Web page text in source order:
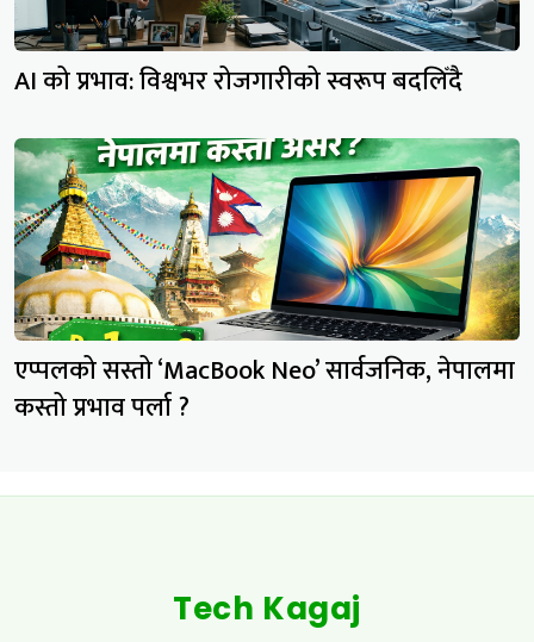
AI को प्रभाव: विश्वभर रोजगारीको स्वरूप बदलिँदै
एप्पलको सस्तो ‘MacBook Neo’ सार्वजनिक, नेपालमा
कस्तो प्रभाव पर्ला ?
Tech Kagaj